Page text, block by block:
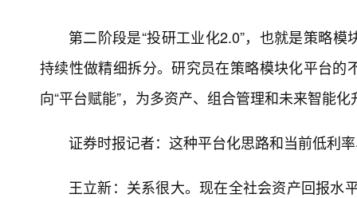
第二阶段是“投研工业化2.0”，也就是策略
持续性做精细拆分。研究员在策略模块化平台
向“平台赋能”，为多资产、组合管理和未来智能
证券时报记者：这种平台化思路和当前低利
王立新：关系很大。现在全社会资产回报水